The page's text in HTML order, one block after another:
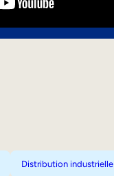
Distribution industrielle